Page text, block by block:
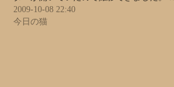
2009-10-08 22:40
今日の猫